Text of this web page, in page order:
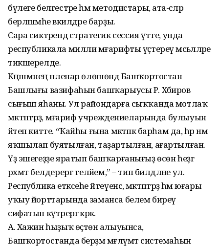
бүлеге белгестәре һәм методистары, ата-әсәләр
берләшмәһе вәкилдәре барҙы.
Сара сиктәрендә стратегик сессия үтте, унда
республикала милли мәғарифты үҫтереү мәсьәләләре
тикшерелде.
Кәңәшмәнең пленар өлөшөндә Башҡортостан
Башлығы вазифаһын башҡарыусы Р. Хәбиров
сығыш яһаны. Ул райондарға сыҡҡанда мотлаҡ
мәктәптәрҙә, мәғариф учреждениеларында булыуын
әйтеп китте. “Ҡайһы ғына мәктәпкә барһам да, һәр нәмә
яҡшылап буятылған, таҙартылған, ағартылған.
Үҙ эшегеҙҙе яратып башҡарғанығыҙ өсөн һеҙгә
рәхмәт белдерергә теләйем,” – тип билдәләне ул.
Республика етәксеһе әйтеүенсә, мәктәптәрҙә һәм юғары
уҡыу йорттарында заманса белем биреү
сифатын күтәрергә кәрәк.
А. Хажин һыҙыҡ өҫтөнә алыуынса,
Башҡортостанда берҙәм мәғлүмәт системаһын